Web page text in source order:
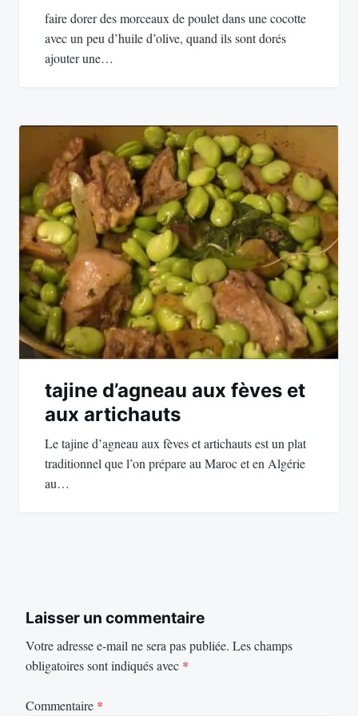
faire dorer des morceaux de poulet dans une cocotte
avec un peu d’huile d’olive, quand ils sont dorés
ajouter une…
tajine d’agneau aux fèves et
aux artichauts
Le tajine d’agneau aux fèves et artichauts est un plat
traditionnel que l’on prépare au Maroc et en Algérie
au…
Laisser un commentaire
Votre adresse e-mail ne sera pas publiée. Les champs
obligatoires sont indiqués avec *
Commentaire *